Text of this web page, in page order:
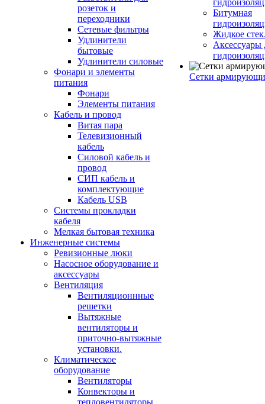
розеток и
переходники
Сетевые фильтры
Удлинители
бытовые
Удлинители силовые
Фонари и элементы
питания
Фонари
Элементы питания
Кабель и провод
Витая пара
Телевизионный
кабель
Силовой кабель и
провод
СИП кабель и
комплектующие
Кабель USB
Системы прокладки
кабеля
Мелкая бытовая техника
Инженерные системы
Ревизионные люки
Насосное оборудование и
аксессуары
Вентиляция
Вентиляционнные
решетки
Вытяжные
вентиляторы и
приточно-вытяжные
установки.
Климатическое
оборудование
Вентиляторы
Конвекторы и
тепловентиляторы
Битумная
Жидкое
Аксессуары
Сетки